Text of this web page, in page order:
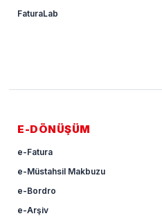
FaturaLab
E-DÖNÜŞÜM
e-Fatura
e-Müstahsil Makbuzu
e-Bordro
e-Arşiv